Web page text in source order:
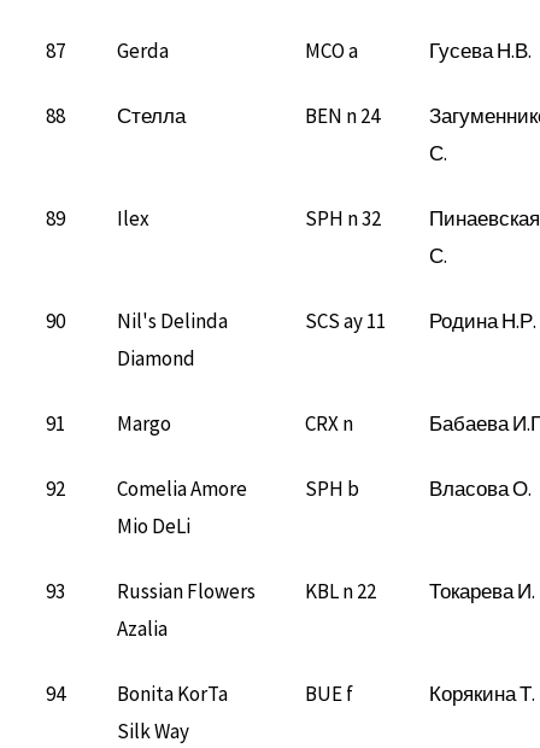
87 Gerda MCO a Гусева Н.В.
88 Стелла BEN n 24
С.
89 Ilex SPH n 32
Пинаевская
С.
90
Nil's Delinda
Diamond
SCS ay 11 Родина Н.Р.
91 Margo CRX n Бабаева
92
Comelia Amore
Mio DeLi
SPH b Власова О.
93
Russian Flowers
Azalia
KBL n 22 Токарева И.
94
Bonita KorTa
Silk Way
BUE f Корякина Т.